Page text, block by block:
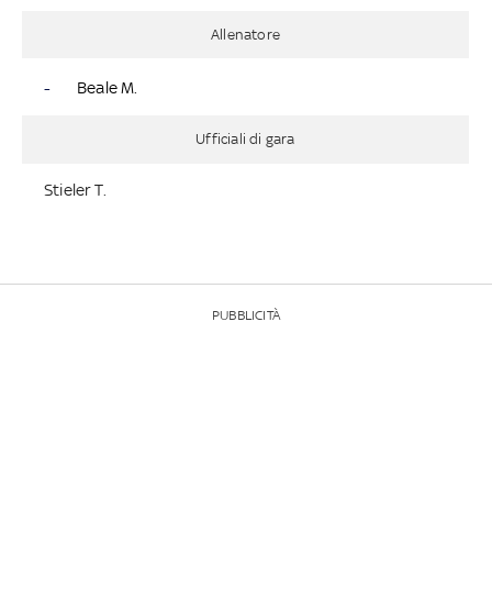
Allenatore
- Beale M.
Ufficiali di gara
Stieler T.
PUBBLICITÀ